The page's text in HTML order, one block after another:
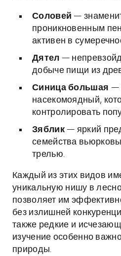
Соловей —
проникновенным
активен в
Дятел —
добыче пищи из
Синица большая —
насекомоядный,
контролировать
Зяблик— яркий
семейства
трелью.
Каждый из этих видов
уникальную нишу в
позволяет им
без излишней
также редкие и
изучение особенно
природы.